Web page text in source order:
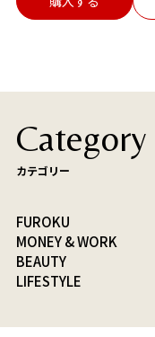
Category
カテゴリー
FUROKU
MONEY & WORK
BEAUTY
LIFESTYLE